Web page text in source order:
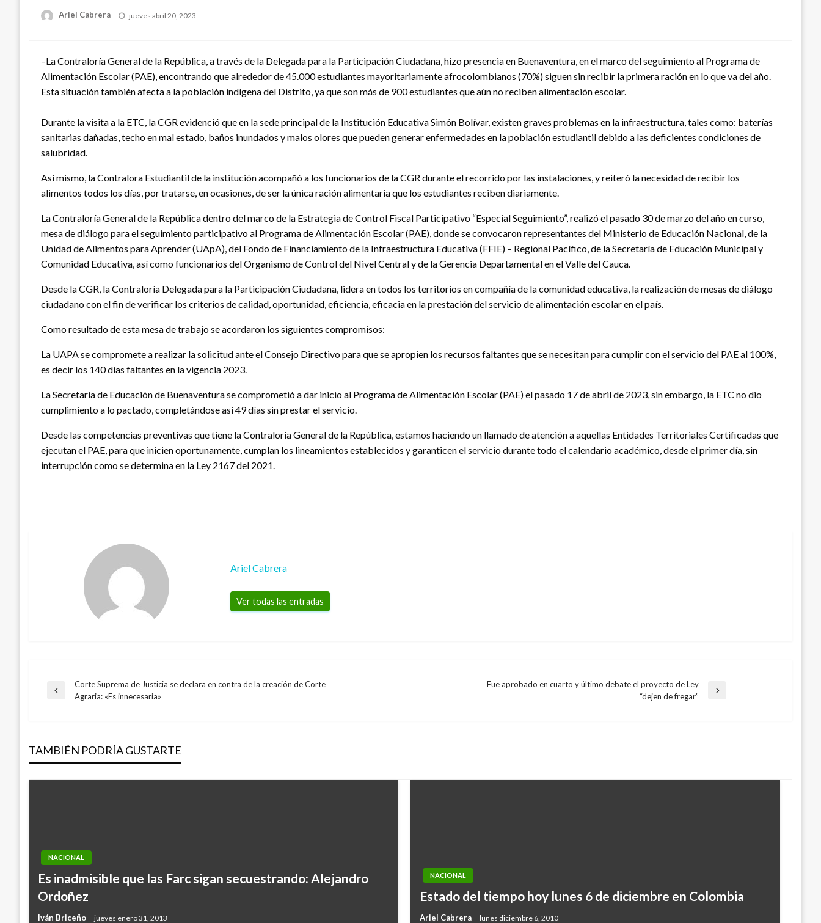
Ariel Cabrera
Publicado
jueves abril 20, 2023
–La Contraloría General de la República, a través de la Delegada para la Participación Ciudadana, hizo presencia en Buenaventura, en el marco del seguimiento al Programa de
Alimentación Escolar (PAE), encontrando que alrededor de 45.000 estudiantes mayoritariamente afrocolombianos (70%) siguen sin recibir la primera ración en lo que va del año.
Esta situación también afecta a la población indígena del Distrito, ya que son más de 900 estudiantes que aún no reciben alimentación escolar.
Durante la visita a la ETC, la CGR evidenció que en la sede principal de la Institución Educativa Simón Bolívar, existen graves problemas en la infraestructura, tales como: baterías
sanitarias dañadas, techo en mal estado, baños inundados y malos olores que pueden generar enfermedades en la población estudiantil debido a las deficientes condiciones de
salubridad.
Así mismo, la Contralora Estudiantil de la institución acompañó a los funcionarios de la CGR durante el recorrido por las instalaciones, y reiteró la necesidad de recibir los
alimentos todos los días, por tratarse, en ocasiones, de ser la única ración alimentaria que los estudiantes reciben diariamente.
La Contraloría General de la República dentro del marco de la Estrategia de Control Fiscal Participativo “Especial Seguimiento”, realizó el pasado 30 de marzo del año en curso,
mesa de diálogo para el seguimiento participativo al Programa de Alimentación Escolar (PAE), donde se convocaron representantes del Ministerio de Educación Nacional, de la
Unidad de Alimentos para Aprender (UApA), del Fondo de Financiamiento de la Infraestructura Educativa (FFIE) – Regional Pacífico, de la Secretaría de Educación Municipal y
Comunidad Educativa, así como funcionarios del Organismo de Control del Nivel Central y de la Gerencia Departamental en el Valle del Cauca.
Desde la CGR, la Contraloría Delegada para la Participación Ciudadana, lidera en todos los territorios en compañía de la comunidad educativa, la realización de mesas de diálogo
ciudadano con el fin de verificar los criterios de calidad, oportunidad, eficiencia, eficacia en la prestación del servicio de alimentación escolar en el país.
Como resultado de esta mesa de trabajo se acordaron los siguientes compromisos:
La UAPA se compromete a realizar la solicitud ante el Consejo Directivo para que se apropien los recursos faltantes que se necesitan para cumplir con el servicio del PAE al 100%,
es decir los 140 días faltantes en la vigencia 2023.
La Secretaría de Educación de Buenaventura se comprometió a dar inicio al Programa de Alimentación Escolar (PAE) el pasado 17 de abril de 2023, sin embargo, la ETC no dio
cumplimiento a lo pactado, completándose así 49 días sin prestar el servicio.
Desde las competencias preventivas que tiene la Contraloría General de la República, estamos haciendo un llamado de atención a aquellas Entidades Territoriales Certificadas que
ejecutan el PAE, para que inicien oportunamente, cumplan los lineamientos establecidos y garanticen el servicio durante todo el calendario académico, desde el primer día, sin
interrupción como se determina en la Ley 2167 del 2021.
Ariel Cabrera
Ver todas las entradas
Navegación
entradas
Entrada
Corte Suprema de Justicia se declara en contra de la creación de Corte
Agraria: «Es innecesaria»
Fue aprobado en cuarto y último debate el proyecto de Ley
“dejen de fregar”
TAMBIÉN PODRÍA GUSTARTE
NACIONAL
Es inadmisible que las Farc sigan secuestrando: Alejandro
Ordoñez
Iván Briceño jueves enero 31, 2013
NACIONAL
Estado del tiempo hoy lunes 6 de diciembre en Colombia
Ariel Cabrera lunes diciembre 6, 2010
NACIONAL
Santa Marta: entregan Circuito Ecoturístico en la ciénaga